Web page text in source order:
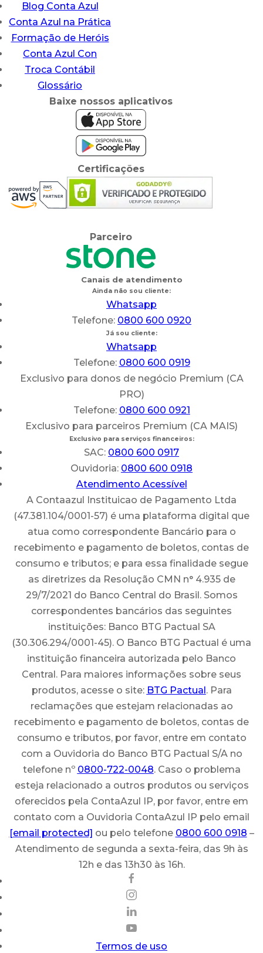
Blog Conta Azul
Conta Azul na Prática
Formação de Heróis
Conta Azul Con
Troca Contábil
Glossário
Baixe nossos aplicativos
Certificações
Parceiro
Canais de atendimento
Ainda não sou cliente:
Whatsapp
Telefone: 0800 600 0920
Já sou cliente:
Whatsapp
Telefone: 0800 600 0919
Exclusivo para donos de negócio Premium (CA
PRO)
Telefone: 0800 600 0921
Exclusivo para parceiros Premium (CA MAIS)
Exclusivo para serviços financeiros:
SAC: 0800 600 0917
Ouvidoria: 0800 600 0918
Atendimento Acessível
A Contaazul Instituicao de Pagamento Ltda
(47.381.104/0001-57) é uma plataforma digital que
atua como correspondente Bancário para o
recebimento e pagamento de boletos, contas de
consumo e tributos; e para essa finalidade segue
as diretrizes da Resolução CMN n° 4.935 de
29/7/2021 do Banco Central do Brasil. Somos
correspondentes bancários das seguintes
instituições: Banco BTG Pactual SA
(30.306.294/0001-45). O Banco BTG Pactual é uma
instituição financeira autorizada pelo Banco
Central. Para maiores informações sobre seus
produtos, acesse o site: BTG Pactual. Para
reclamações que estejam relacionadas ao
recebimento e pagamento de boletos, contas de
consumo e tributos, por favor, entre em contato
com a Ouvidoria do Banco BTG Pactual S/A no
telefone nº 0800-722-0048. Caso o problema
esteja relacionado a outros produtos ou serviços
oferecidos pela ContaAzul IP, por favor, entre em
contato com a Ouvidoria ContaAzul IP pelo email
[email protected] ou pelo telefone 0800 600 0918 –
Atendimento de segunda a sexta-feira, das 9h às
12h e das 13h30 às 16h.
Termos de uso